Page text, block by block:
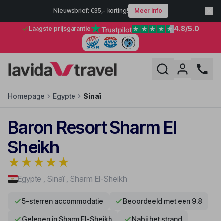
Nieuwsbrief: €35,- korting! Meer info
Laagste prijsgarantie 4.8/5.0
Homepage Egypte Sinaï
Baron Resort Sharm El
Sheikh
★★★★★
Egypte , Sinaï, Sharm El-Sheikh
5-sterren accommodatie Beoordeeld met een 9.8
Gelegen in Sharm El-Sheikh Nabij het strand